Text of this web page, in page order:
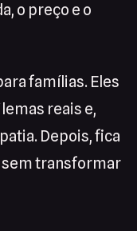
o preço e o
famílias. Eles
reais e,
Depois, fica
transformar